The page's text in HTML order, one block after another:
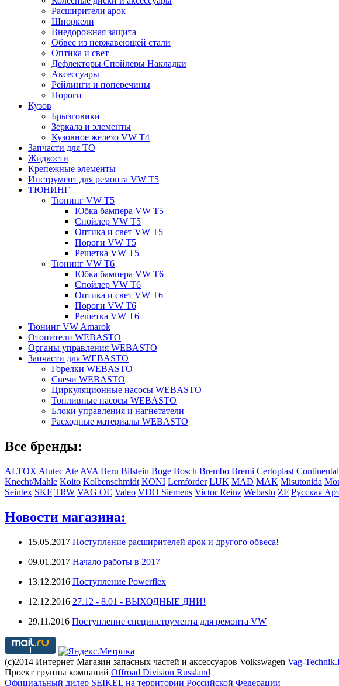
Расширители арок
Шноркели
Внедорожная защита
Обвес из нержавеющей стали
Оптика и свет
Дефлекторы Спойлеры Накладки
Аксессуары
Рейлинги и поперечины
Пороги
Кузов
Брызговики
Зеркала и элементы
Кузовное железо VW T4
Запчасти для ТО
Жидкости
Крепежные элементы
Инструмент для ремонта VW T5
ТЮНИНГ
Тюнинг VW T5
Юбка бампера VW T5
Спойлер VW T5
Оптика и свет VW T5
Пороги VW T5
Решетка VW T5
Тюнинг VW T6
Юбка бампера VW T6
Спойлер VW T6
Оптика и свет VW T6
Пороги VW T6
Решетка VW T6
Тюнинг VW Amarok
Отопители WEBASTO
Органы управления WEBASTO
Запчасти для WEBASTO
Горелки WEBASTO
Свечи WEBASTO
Циркуляционные насосы WEBASTO
Топливные насосы WEBASTO
Блоки управления и нагнетатели
Расходные материалы WEBASTO
Все бренды:
ALTOX Alutec Ate AVA Beru Bilstein Boge Bosch Brembo Bremi Certoplast Continental
Knecht/Mahle Koito Kolbenschmidt KONI Lemförder LUK MAD MAK Misutonida
Seintex SKF TRW VAG OE Valeo VDO Siemens Victor Reinz Webasto ZF Русская
Новости магазина:
15.05.2017 Поступление расширителей арок и другого обвеса!
09.01.2017 Начало работы в 2017
13.12.2016 Поступление Powerflex
12.12.2016 27.12 - 8.01 - ВЫХОДНЫЕ ДНИ!
29.11.2016 Поступление специнструмента для ремонта VW
(с)2014 Интернет Магазин запасных частей и аксессуаров Volkswagen Vag-
Проект группы компаний Offroad Division Russland
Официальный дилер SEIKEL на территории Российской Федерации